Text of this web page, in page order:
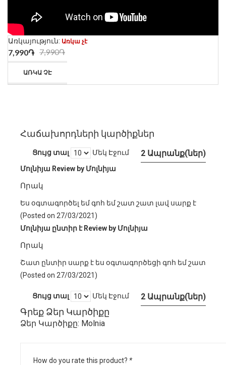
Առկայություն: Առկա չէ
7,990֏ 7,990֏
ԱՌԿԱ ՉԷ
Հաճախորդների կարծիքներ
2 Ապրանք(ներ)
Ցույց տալ
Մեկ Էջում
Մոլնիյա Review by Մոլնիյա
Որակ
Ես օգտագործել եմ գոհ եմ շատ շատ լավ սարք է
(Posted on 27/03/2021)
Մոլնիյա ընտիր է Review by Մոլնիյա
Որակ
Շատ ընտիր սարք է ես օգտագործեցի գոհ եմ շատ
(Posted on 27/03/2021)
2 Ապրանք(ներ)
Ցույց տալ Մեկ Էջում
Գրեք Ձեր Կարծիքը
Ձեր Կարծիքը: Molnia
How do you rate this product? *